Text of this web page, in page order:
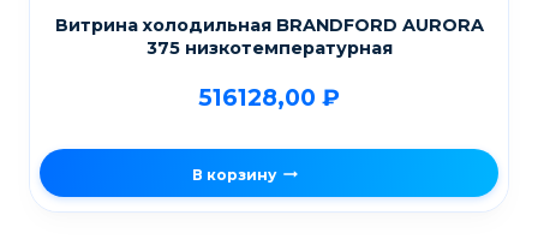
Витрина холодильная BRANDFORD AURORA
375 низкотемпературная
516128,00 ₽
В корзину